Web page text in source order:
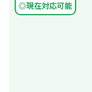
◎現在対応可能